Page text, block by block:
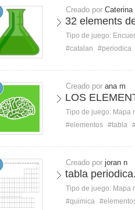
Creado por Caterina
32 elements
Tipo de juego:
#catalan
#periodica
Creado por ana m
LOS
Tipo de juego: Mapa
#elementos #tabla
Creado por joran n
tabla
Tipo de juego: Mapa
#quimica